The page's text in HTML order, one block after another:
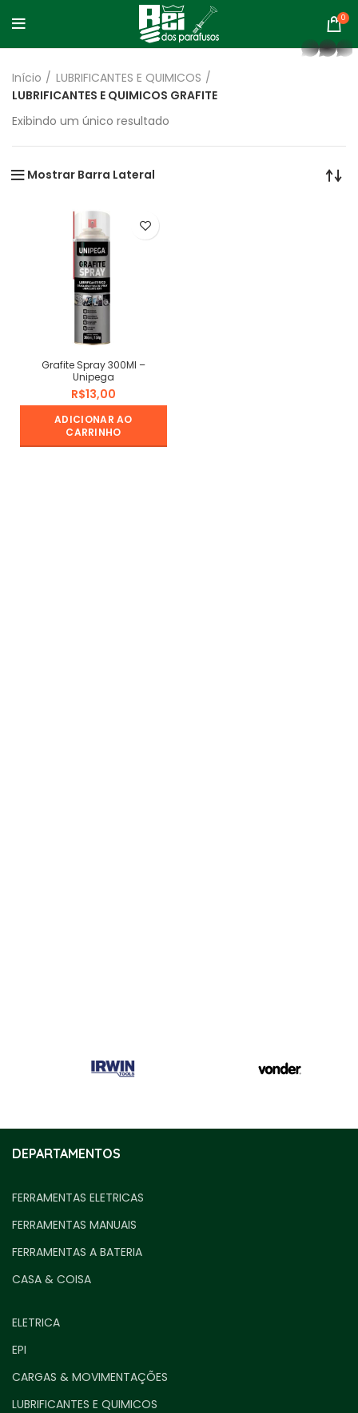
0
Início
LUBRIFICANTES E QUIMICOS
LUBRIFICANTES E QUIMICOS GRAFITE
Exibindo um único resultado
Mostrar Barra Lateral
Grafite Spray 300Ml –
Unipega
R$
ADICIONAR AO
CARRINHO
DEPARTAMENTOS
FERRAMENTAS ELETRICAS
FERRAMENTAS MANUAIS
FERRAMENTAS A BATERIA
CASA & COISA
ELETRICA
EPI
CARGAS & MOVIMENTAÇÕES
LUBRIFICANTES E QUIMICOS
whatsapp